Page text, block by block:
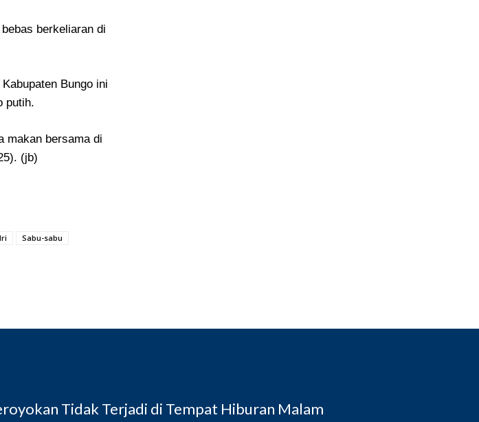
berkeliaran di
Bungo ini
putih.
makan bersama di
(jb)
Sabu-sabu
Tidak Terjadi di Tempat Hiburan Malam